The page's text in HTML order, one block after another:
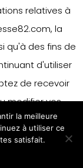
relatives à
la
qu'à des fins de
d'utiliser
de recevoir
modifier vos
de vous référer
Accepter
la meilleure
à utiliser ce
satisfait.